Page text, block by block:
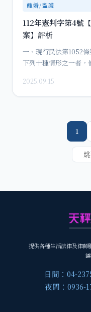
離婚/監護
112年憲判字第4號
案】評析
一、現行民法第1052條第二項
2025.09.15
1
提供各種生活法律及律師
日間：04-
夜間：0936-